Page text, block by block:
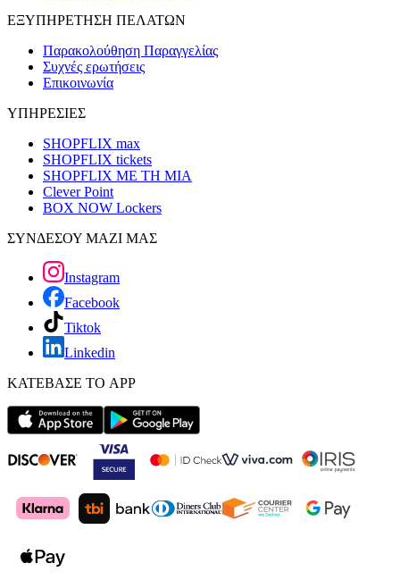
ΕΞΥΠΗΡΕΤΗΣΗ ΠΕΛΑΤΩΝ
Παρακολούθηση Παραγγελίας
Συχνές ερωτήσεις
Επικοινωνία
ΥΠΗΡΕΣΙΕΣ
SHOPFLIX max
SHOPFLIX tickets
SHOPFLIX ΜΕ ΤΗ ΜΙΑ
Clever Point
BOX NOW Lockers
ΣΥΝΔΕΣΟΥ ΜΑΖΙ ΜΑΣ
Instagram
Facebook
Tiktok
Linkedin
ΚΑΤΕΒΑΣΕ ΤΟ APP